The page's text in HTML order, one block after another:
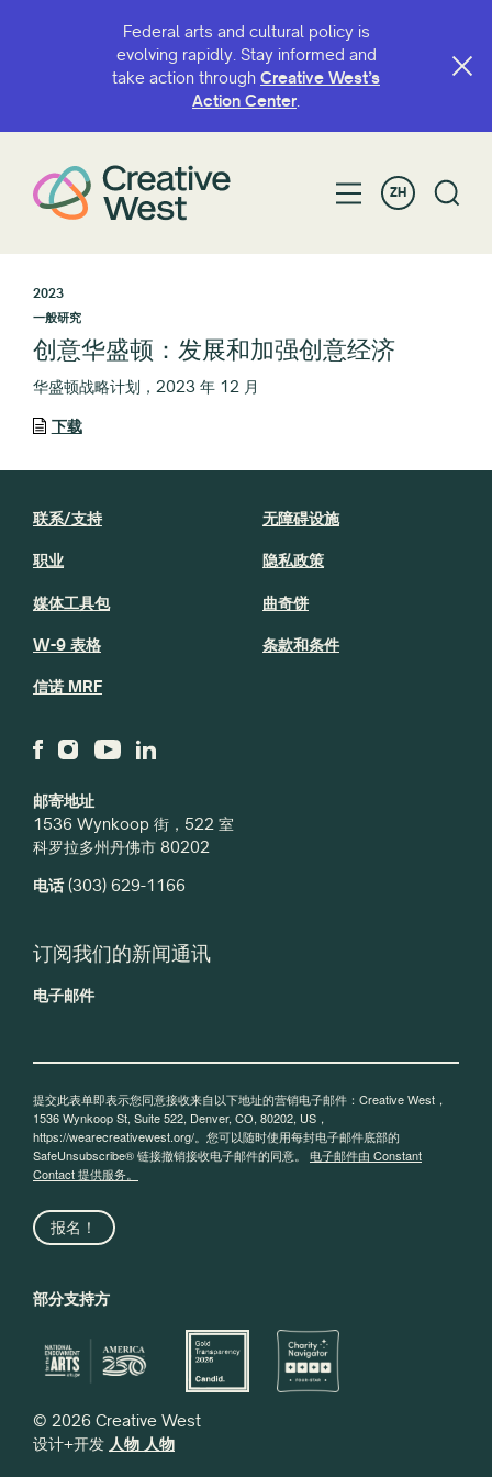
Federal arts and cultural policy is
evolving rapidly. Stay informed and
take action through Creative West’s
Action Center.
ZH
2023
一般研究
创意华盛顿：发展和加强创意经济
华盛顿战略计划，2023 年 12 月
下载
邮寄地址
1536 Wynkoop 街，522 室
科罗拉多州丹佛市 80202
电话(303) 629-1166
联系/支持
职业
媒体工具包
W-9 表格
信诺 MRF
无障碍设施
隐私政策
曲奇饼
条款和条件
订阅我们的新闻通讯
电子邮件
提交此表单即表示您同意接收来自以下地址的营销电子邮件：Creative West，
1536 Wynkoop St, Suite 522, Denver, CO, 80202, US，
https://wearecreativewest.org/。您可以随时使用每封电子邮件底部的
SafeUnsubscribe® 链接撤销接收电子邮件的同意。 电子邮件由 Constant
Contact 提供服务。
报名！
部分支持方
© 2026 Creative West
设计+开发 人物 人物